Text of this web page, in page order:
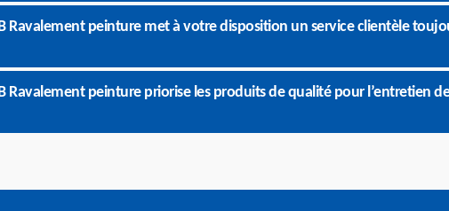
Ravalement peinture met à votre disposition un service clientèle
Ravalement peinture priorise les produits de qualité pour l’entretien